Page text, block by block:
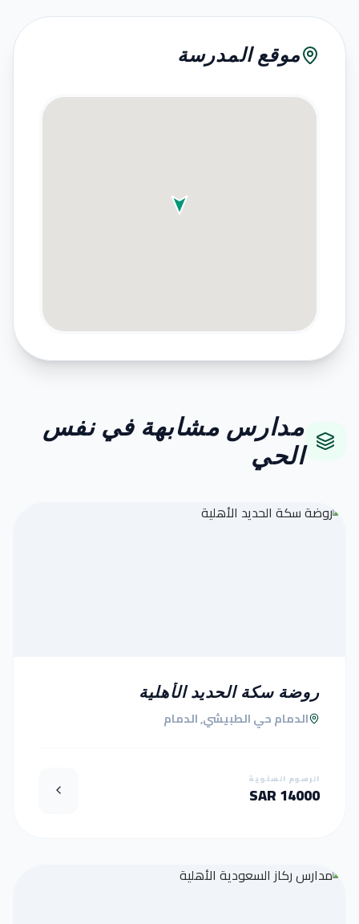
موقع المدرسة
مدارس مشابهة في نفس
الحي
روضة سكة الحديد الأهلية
الدمام حي الطبيشي, الدمام
الرسوم السنوية
14000 SAR